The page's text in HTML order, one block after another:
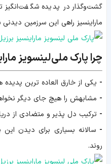
گشت‌و‌گذار در پدیده شگفت‌انگیز
ماراینسیز راهی این سرزمین
چرا پارک ملی لینسویز
- یکی از خارق العاده ترین
- مشابهش را هیچ جای دیگر
- ترکیب دل پذیر و متضادی از
- سالانه بسیاری برای دیدن این
روند.